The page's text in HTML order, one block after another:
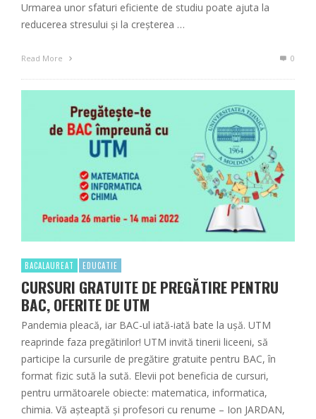
Urmarea unor sfaturi eficiente de studiu poate ajuta la
reducerea stresului și la creșterea …
Read More 0
BACALAUREAT EDUCATIE
CURSURI GRATUITE DE PREGĂTIRE PENTRU
BAC, OFERITE DE UTM
Pandemia pleacă, iar BAC-ul iată-iată bate la ușă. UTM
reaprinde faza pregătirilor! UTM invită tinerii liceeni, să
participe la cursurile de pregătire gratuite pentru BAC, în
format fizic sută la sută. Elevii pot beneficia de cursuri,
pentru următoarele obiecte: matematica, informatica,
chimia. Vă așteaptă și profesori cu renume – Ion JARDAN,